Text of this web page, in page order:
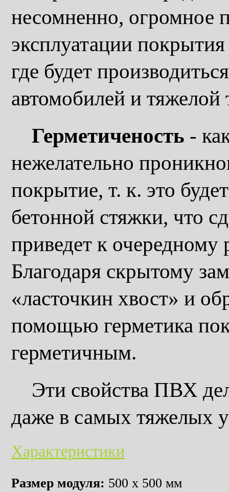
несомненно, огромное
эксплуатации
где будет
автомобилей и тяжелой
Герметиченость -
нежелательно
покрытие, т. к. это
бетонной стяжки, что
приведет к очередному
Благодаря скрытому
«ласточкин хвост» и
помощью герметика
герметичным.
Эти свойства ПВХ
даже в самых тяжелых
Характеристики
Размер модуля: 500 х 500 мм